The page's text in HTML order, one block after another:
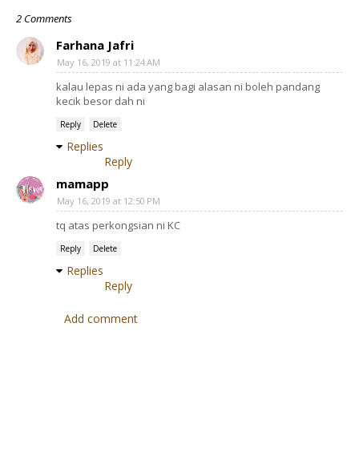
2 Comments
Farhana Jafri
May 16, 2019 at 11:24 AM
kalau lepas ni ada yang bagi alasan ni boleh pandang
kecik besor dah ni
Reply Delete
Replies
Reply
mamapp
May 16, 2019 at 12:50 PM
tq atas perkongsian ni KC
Reply Delete
Replies
Reply
Add comment